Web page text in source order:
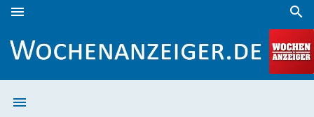
menu search
menu